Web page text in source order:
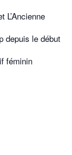
L’Ancienne
depuis le début
féminin